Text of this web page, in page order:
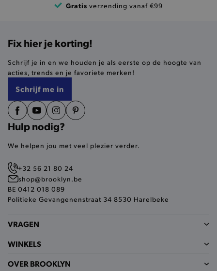
Gratis verzending vanaf €99
Fix hier je korting!
Schrijf je in en we houden je als eerste op de hoogte van
acties, trends en je favoriete merken!
Schrijf me in
Hulp nodig?
We helpen jou met veel plezier verder.
+32 56 21 80 24
shop@brooklyn.be
BE 0412 018 089
Politieke Gevangenenstraat 34 8530 Harelbeke
VRAGEN
WINKELS
OVER BROOKLYN
pickupAddress .brooklyn.be
product-out-of-stock-modal .brooklyn.be
__cf_bm
product_data_storage
www.brooklyn.be